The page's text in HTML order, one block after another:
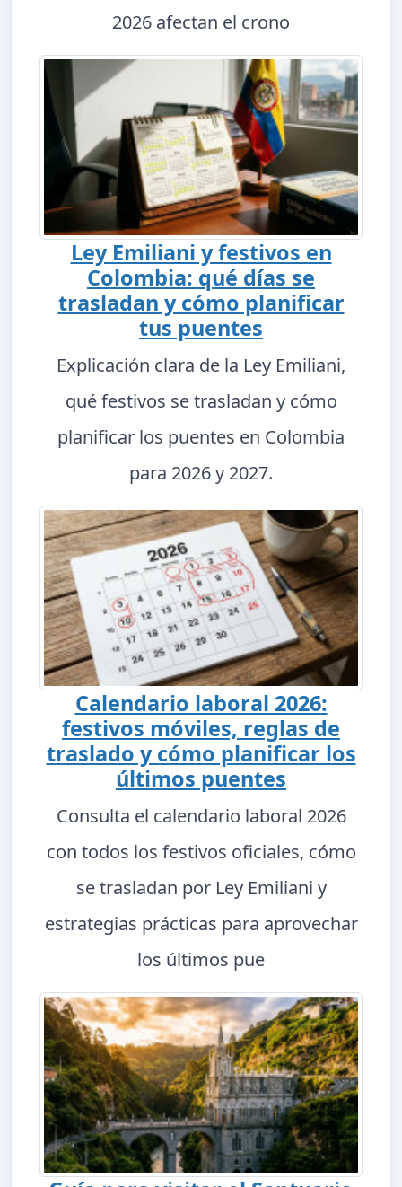
2026 afectan el crono
Ley Emiliani y festivos en
Colombia: qué días se
trasladan y cómo planificar
tus puentes
Explicación clara de la Ley Emiliani,
qué festivos se trasladan y cómo
planificar los puentes en Colombia
para 2026 y 2027.
Calendario laboral 2026:
festivos móviles, reglas de
traslado y cómo planificar los
últimos puentes
Consulta el calendario laboral 2026
con todos los festivos oficiales, cómo
se trasladan por Ley Emiliani y
estrategias prácticas para aprovechar
los últimos pue